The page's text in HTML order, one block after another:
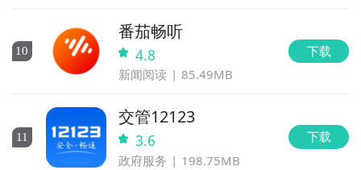
10
番茄畅听
4.8
新闻阅读 85.49MB
下载
11
交管12123
3.6
政府服务 198.75MB
下载